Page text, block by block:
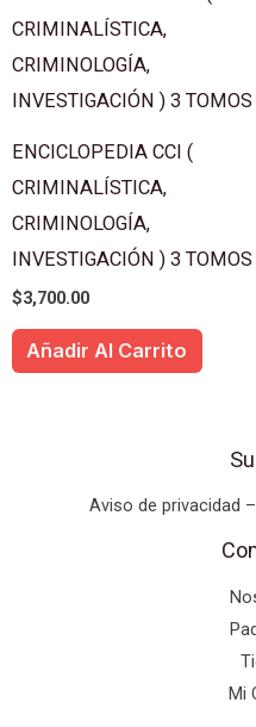
ENCICLOPEDIA CCI (
CRIMINALÍSTICA,
CRIMINOLOGÍA,
INVESTIGACIÓN ) 3 TOMOS
$3,700.00
Añadir Al Carrito
Aviso de privacidad
Mi